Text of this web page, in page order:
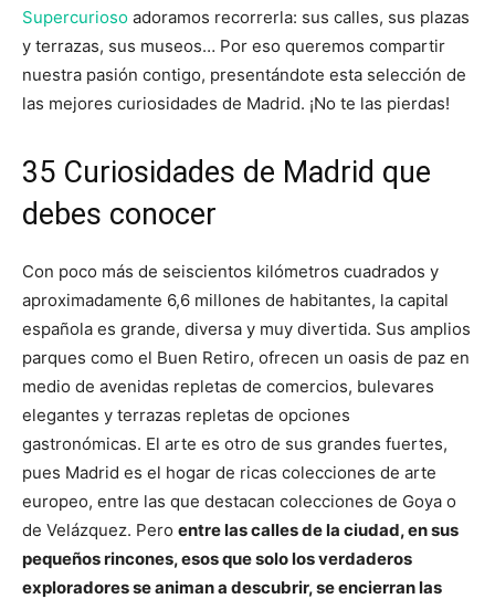
Supercurioso adoramos recorrerla: sus calles, sus plazas
y terrazas, sus museos… Por eso queremos compartir
nuestra pasión contigo, presentándote esta selección de
las mejores curiosidades de Madrid. ¡No te las pierdas!
35 Curiosidades de Madrid que
debes conocer
Con poco más de seiscientos kilómetros cuadrados y
aproximadamente 6,6 millones de habitantes, la capital
española es grande, diversa y muy divertida. Sus amplios
parques como el Buen Retiro, ofrecen un oasis de paz en
medio de avenidas repletas de comercios, bulevares
elegantes y terrazas repletas de opciones
gastronómicas. El arte es otro de sus grandes fuertes,
pues Madrid es el hogar de ricas colecciones de arte
europeo, entre las que destacan colecciones de Goya o
de Velázquez. Pero entre las calles de la ciudad, en sus
pequeños rincones, esos que solo los verdaderos
exploradores se animan a descubrir, se encierran las